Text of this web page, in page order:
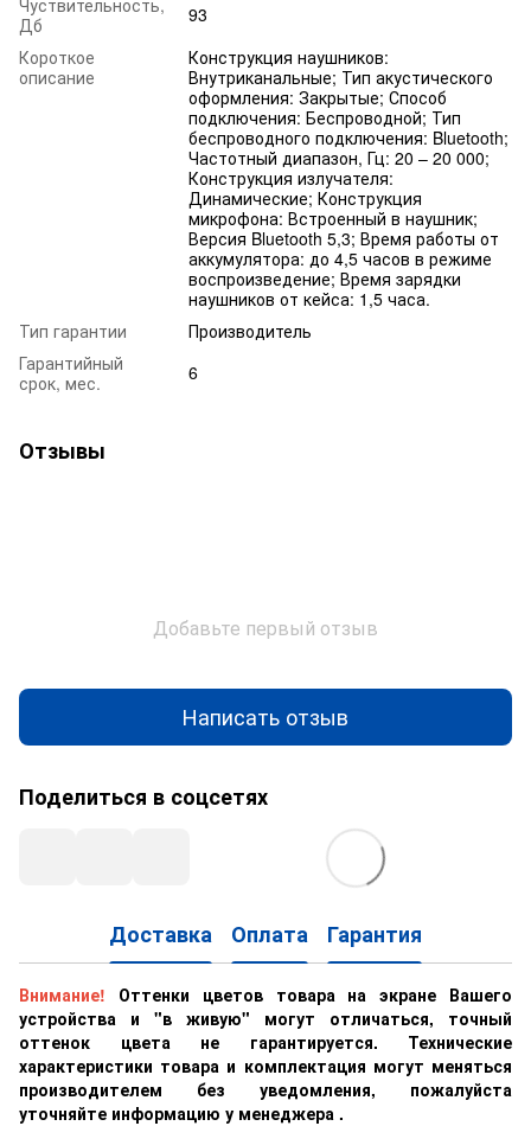
Дб
93
Короткое
описание
Конструкция наушников:
Внутриканальные; Тип акустического
оформления: Закрытые; Способ
подключения: Беспроводной; Тип
беспроводного подключения: Bluetooth;
Частотный диапазон, Гц: 20 – 20 000;
Конструкция излучателя:
Динамические; Конструкция
микрофона: Встроенный в наушник;
Версия Bluetooth 5,3; Время работы от
аккумулятора: до 4,5 часов в режиме
воспроизведение; Время зарядки
наушников от кейса: 1,5 часа.
Тип гарантии
Производитель
Гарантийный
срок, мес.
6
Отзывы
Добавьте первый отзыв
Написать отзыв
Поделиться в соцсетях
Доставка Оплата Гарантия
Внимание!
Оттенки цветов товара на экране Вашего
устройства и "в живую" могут отличаться, точный
оттенок цвета не гарантируется. Технические
характеристики товара и комплектация могут меняться
производителем без уведомления, пожалуйста
уточняйте информацию у менеджера .